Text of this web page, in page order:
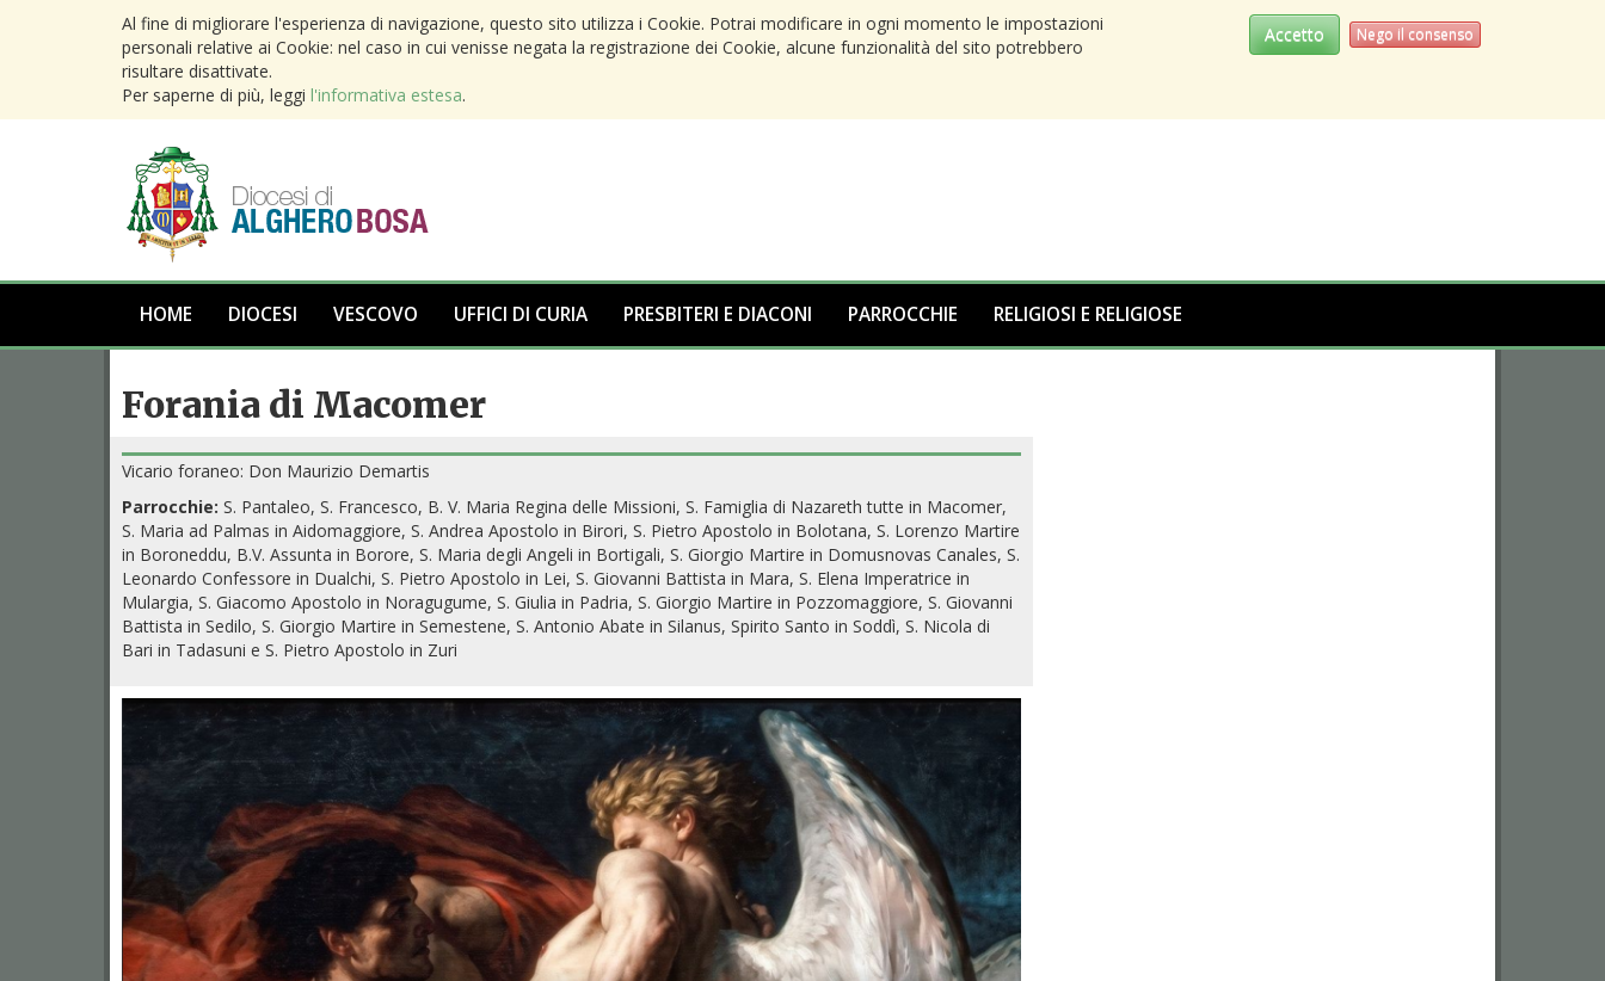
Al fine di migliorare l'esperienza di navigazione, questo sito utilizza i Cookie. Potrai modificare in ogni momento le impostazioni
personali relative ai Cookie: nel caso in cui venisse negata la registrazione dei Cookie, alcune funzionalità del sito potrebbero
risultare disattivate.
Per saperne di più, leggi l'informativa estesa.
Accetto Nego il consenso
HOME DIOCESI VESCOVO UFFICI DI CURIA PRESBITERI E DIACONI PARROCCHIE RELIGIOSI E RELIGIOSE
Forania di Macomer
Vicario foraneo: Don Maurizio Demartis
Parrocchie: S. Pantaleo, S. Francesco, B. V. Maria Regina delle Missioni, S. Famiglia di Nazareth tutte in Macomer,
S. Maria ad Palmas in Aidomaggiore, S. Andrea Apostolo in Birori, S. Pietro Apostolo in Bolotana, S. Lorenzo Martire
in Boroneddu, B.V. Assunta in Borore, S. Maria degli Angeli in Bortigali, S. Giorgio Martire in Domusnovas Canales, S.
Leonardo Confessore in Dualchi, S. Pietro Apostolo in Lei, S. Giovanni Battista in Mara, S. Elena Imperatrice in
Mulargia, S. Giacomo Apostolo in Noragugume, S. Giulia in Padria, S. Giorgio Martire in Pozzomaggiore, S. Giovanni
Battista in Sedilo, S. Giorgio Martire in Semestene, S. Antonio Abate in Silanus, Spirito Santo in Soddì, S. Nicola di
Bari in Tadasuni e S. Pietro Apostolo in Zuri